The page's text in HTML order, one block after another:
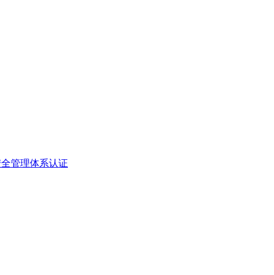
管理体系认证